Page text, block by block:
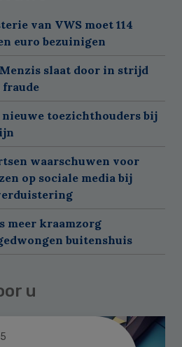
van VWS moet 114
euro bezuinigen
slaat door in strijd
fraude
nieuwe toezichthouders bij
waarschuwen voor
op sociale media bij
meer kraamzorg
buitenshuis
u